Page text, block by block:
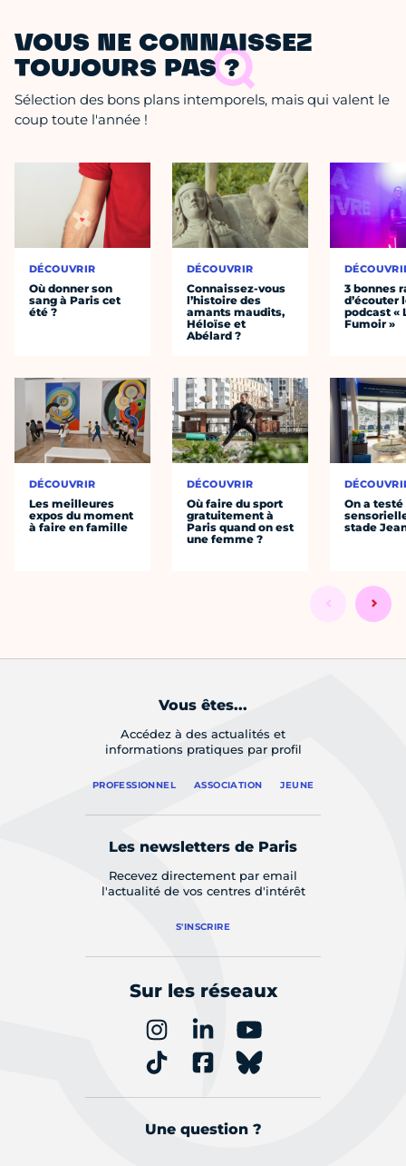
VOUS NE CONNAISSEZ
TOUJOURS PAS ?
Sélection des bons plans intemporels, mais qui valent le
coup toute l'année !
DÉCOUVRIR
Où donner son
sang à Paris cet
été ?
DÉCOUVRIR
Les meilleures
expos du moment
à faire en famille
DÉCOUVRIR
Connaissez-vous
l’histoire des
amants maudits,
Héloïse et
Abélard ?
DÉCOUVRIR
Où faire du sport
gratuitement à
Paris quand on est
une femme ?
3 bonnes
d’écouter
podcast «
Fumoir »
On a
stade
Vous êtes...
Accédez à des actualités et
informations pratiques par profil
PROFESSIONNEL ASSOCIATION JEUNE
Les newsletters de Paris
Recevez directement par email
l'actualité de vos centres d'intérêt
S'INSCRIRE
Sur les réseaux
Une question ?